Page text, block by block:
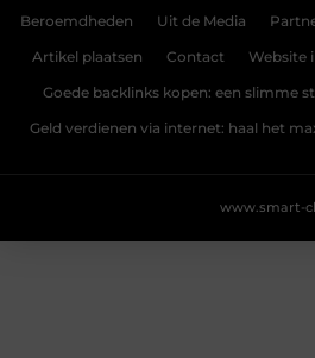
Beroemdheden Uit de Media
Artikel plaatsen Contact Website
Goede backlinks kopen: een slimme
Geld verdienen via internet: haal het
www.smart-